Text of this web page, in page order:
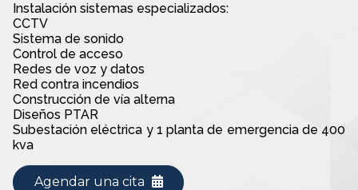
Instalación sistemas especializados:
CCTV
Sistema de sonido
Control de acceso
Redes de voz y datos
Red contra incendios
Construcción de vía alterna
Diseños PTAR
Subestación eléctrica y 1 planta de emergencia de 400
kva
Agendar una cita